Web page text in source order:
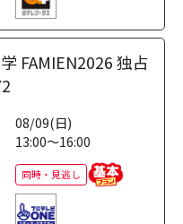
FAMIEN2026 独占
08/09(日)
13:00～16:00
同時・見逃し